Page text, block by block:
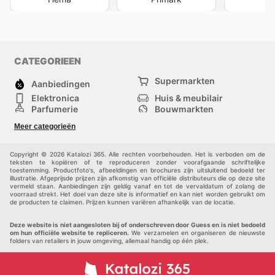
CATEGORIEEN
Aanbiedingen
Supermarkten
Elektronica
Huis & meubilair
Parfumerie
Bouwmarkten
Kinderen
Meer categorieën
Copyright © 2026 Katalozi 365. Alle rechten voorbehouden. Het is verboden om de
teksten te kopiëren of te reproduceren zonder voorafgaande schriftelijke
toestemming. Productfoto's, afbeeldingen en brochures zijn uitsluitend bedoeld ter
illustratie. Afgeprijsde prijzen zijn afkomstig van officiële distributeurs die op deze site
vermeld staan. Aanbiedingen zijn geldig vanaf en tot de vervaldatum of zolang de
voorraad strekt. Het doel van deze site is informatief en kan niet worden gebruikt om
de producten te claimen. Prijzen kunnen variëren afhankelijk van de locatie.
Deze website is niet aangesloten bij of onderschreven door Guess en is niet bedoeld
om hun officiële website te repliceren. We verzamelen en organiseren de nieuwste
folders van retailers in jouw omgeving, allemaal handig op één plek.